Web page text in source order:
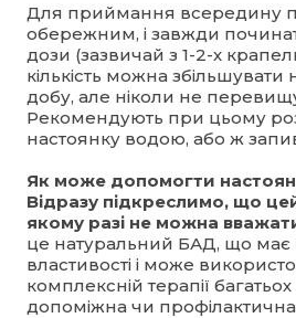
Для приймання всередину
обережним, і завжди
дози (зазвичай з 1-2-х
кількість можна збільшувати
добу, але ніколи не
Рекомендують при цьому
настоянку водою, або ж
Як може допомогти
Відразу підкреслимо, що
якому разі не можна
це натуральний БАД, що має
властивості і може
комплексній терапії
допоміжна чи